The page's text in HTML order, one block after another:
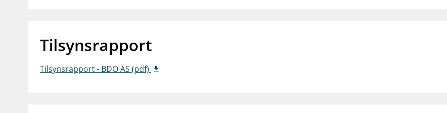
Tilsynsrapport
Tilsynsrapport - BDO AS (pdf)